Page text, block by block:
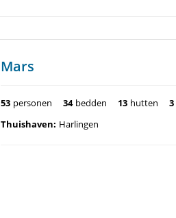
Mars
53 personen 34 bedden 13 hutten 3
Thuishaven: Harlingen